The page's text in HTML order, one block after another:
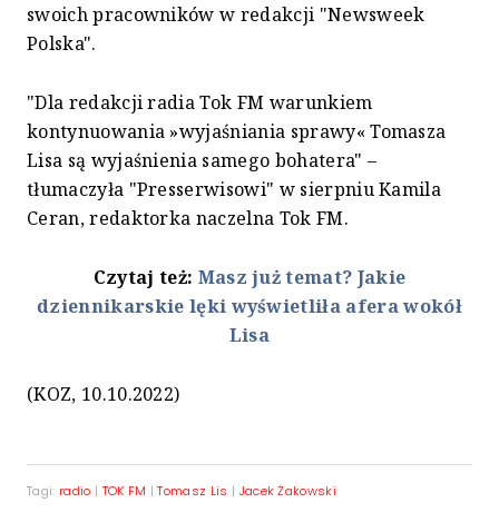
swoich pracowników w redakcji "Newsweek
Polska".
"Dla redakcji radia Tok FM warunkiem
kontynuowania »wyjaśniania sprawy« Tomasza
Lisa są wyjaśnienia samego bohatera" –
tłumaczyła "Presserwisowi" w sierpniu Kamila
Ceran, redaktorka naczelna Tok FM.
Czytaj też: Masz już temat? Jakie
dziennikarskie lęki wyświetliła afera wokół
Lisa
(KOZ, 10.10.2022)
Tagi: radio | TOK FM |Tomasz Lis | Jacek Żakowski